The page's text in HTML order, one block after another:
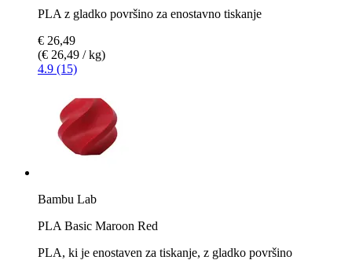
PLA z gladko površino za enostavno tiskanje
€ 26,49
(€ 26,49 / kg)
4.9 (15)
Bambu Lab
PLA Basic Maroon Red
PLA, ki je enostaven za tiskanje, z gladko površino